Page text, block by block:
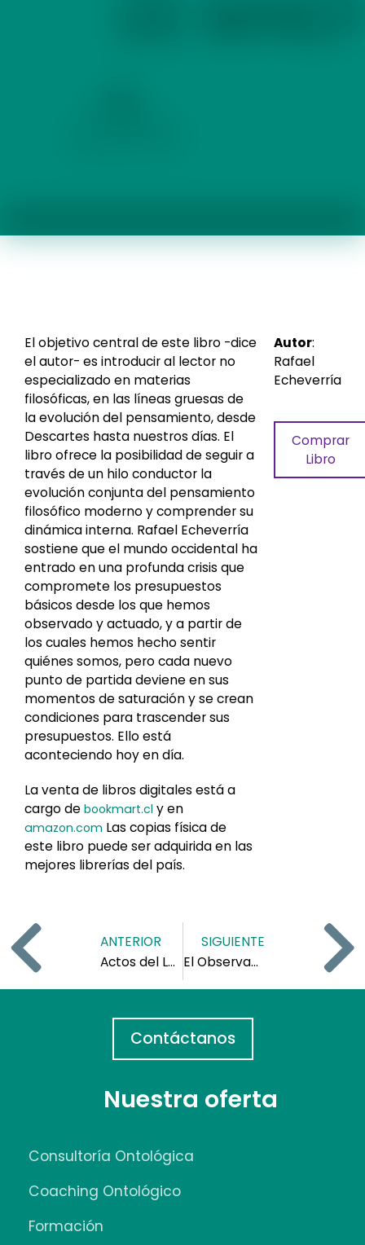
El objetivo central de este libro -dice
el autor- es introducir al lector no
especializado en materias
filosóficas, en las líneas gruesas de
la evolución del pensamiento, desde
Descartes hasta nuestros días. El
libro ofrece la posibilidad de seguir a
través de un hilo conductor la
evolución conjunta del pensamiento
filosófico moderno y comprender su
dinámica interna. Rafael Echeverría
sostiene que el mundo occidental ha
entrado en una profunda crisis que
compromete los presupuestos
básicos desde los que hemos
observado y actuado, y a partir de
los cuales hemos hecho sentir
quiénes somos, pero cada nuevo
punto de partida deviene en sus
momentos de saturación y se crean
condiciones para trascender sus
presupuestos. Ello está
aconteciendo hoy en día.
La venta de libros digitales está a
cargo de bookmart.cl y en
amazon.com Las copias física de
este libro puede ser adquirida en las
mejores librerías del país.
Autor:
Rafael
Echeverría
Comprar
Libro
ANTERIOR
Actos del Lenguaje Volumen 1: La Escucha
SIGUIENTE
El Observador y su Mundo Volumen 2
Nuestra oferta
Consultoría Ontológica
Coaching Ontológico
Formación
Contáctanos